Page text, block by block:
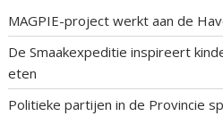
MAGPIE-project werkt aan de
De Smaakexpeditie inspireert
eten
Politieke partijen in de Provincie